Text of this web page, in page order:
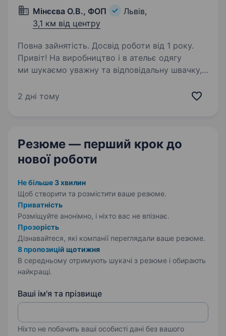
Мінєєва О.В., ФОП
Львів,
3,1 км від центру
Повна зайнятість. Досвід роботи від 1 року.
Привіт! На виробництво і в ательє одягу
ми шукаємо уважну та відповідальну швачку,
Що ти будеш робити: Шити та ремонтувати
2 дні тому
Резюме — перший крок до
нової роботи
Не більше 3 хвилин
Щоб створити та розмістити ваше резюме.
Приватність
Розміщуйте анонімно, і ніхто вас не впізнає.
Прозорість
Дізнавайтеся, які компанії переглядали ваше резюме.
8 пропозицій щотижня
В середньому отримують шукачі з резюме і обирають
найкращі.
Ваші ім'я та прізвище
Ніхто не побачить ваші особисті дані без вашого